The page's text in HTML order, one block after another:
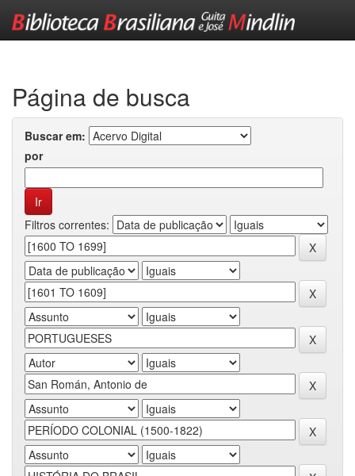
Página de busca
Buscar em:
por
Filtros correntes: